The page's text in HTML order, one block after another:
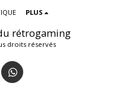
rétrogaming
droits réservés
PLUS